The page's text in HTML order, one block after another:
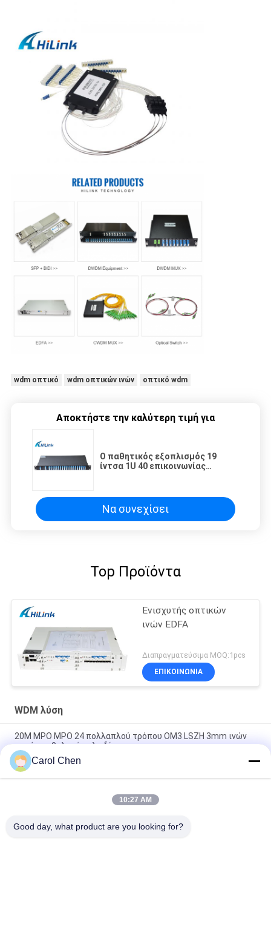
wdm οπτικό wdm οπτικών ινών οπτικό wdm
Αποκτήστε την καλύτερη τιμή για
Ο παθητικός εξοπλισμός 19
ίντσα 1U 40 επικοινωνίας
Να συνεχίσει
Top Προϊόντα
Ενισχυτής οπτικών
ινών EDFA
Διαπραγματεύσιμα MOQ:1pcs
ΕΠΙΚΟΙΝΩΝΙΑ
WDM λύση
20M MPO MPO 24 πολλαπλού τρόπου OM3 LSZH 3mm ινών
πυρήνων θηλυκό καλωδίων
WDM CWDM MUX DEMUX οπτική ίνα 9+1 ΡΑΦΙΏΝ λύσης 1U
κανάλι
Πολλαπλού τρόπου MPO καλώδιο 5M ντούμπλεξ 8 τύπος Β
Carol Chen
10:27 AM
Good day, what product are you looking for?